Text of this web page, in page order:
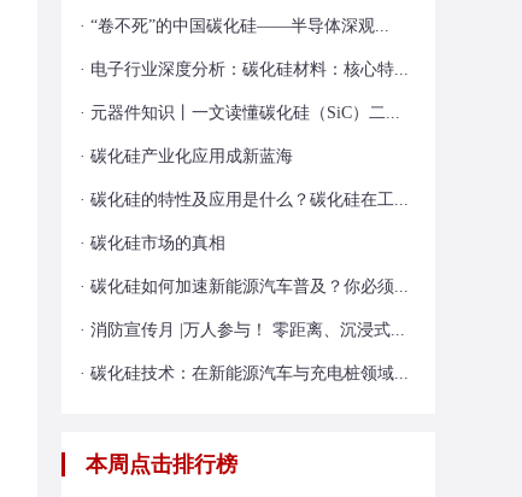
· “卷不死”的中国碳化硅——半导体深观...
· 电子行业深度分析：碳化硅材料：核心特...
· 元器件知识丨一文读懂碳化硅（SiC）二...
· 碳化硅产业化应用成新蓝海
· 碳化硅的特性及应用是什么？碳化硅在工...
· 碳化硅市场的真相
· 碳化硅如何加速新能源汽车普及？你必须...
· 消防宣传月 |万人参与！ 零距离、沉浸式...
· 碳化硅技术：在新能源汽车与充电桩领域...
本周点击排行榜